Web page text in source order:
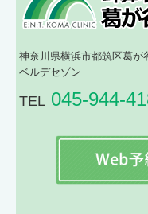
神奈川県横浜市都筑区葛が
ベルデセゾン
TEL 045-944-